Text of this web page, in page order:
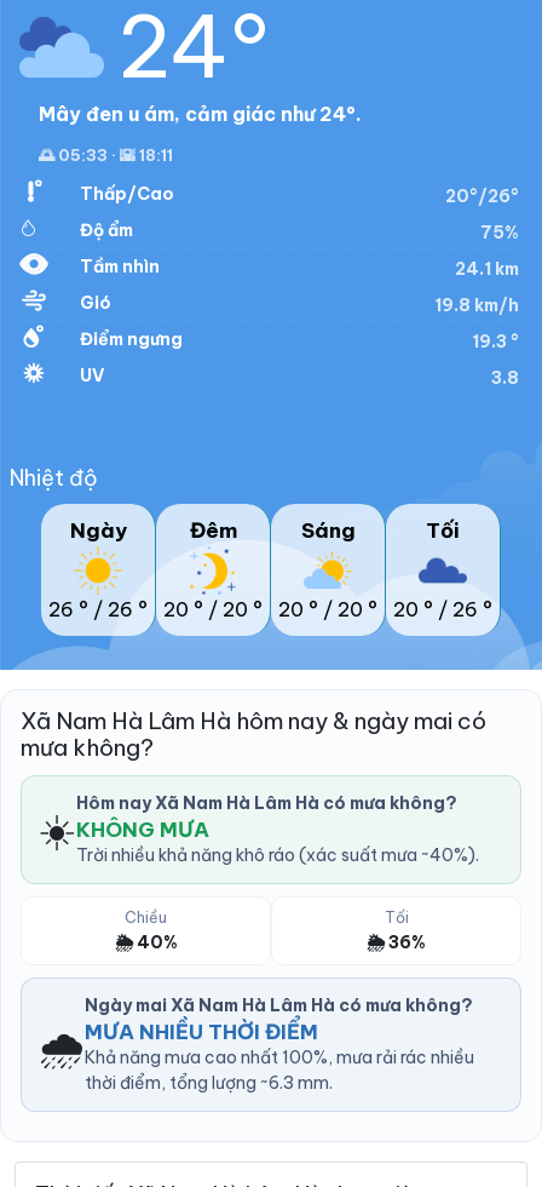
24°
Mây đen u ám, cảm giác như 24°.
🌅 05:33 · 🌇 18:11
Thấp/Cao
20°/26°
Độ ẩm
75%
Tầm nhìn
24.1 km
Gió
19.8 km/h
Điểm ngưng
19.3 °
UV
3.8
Nhiệt độ
Ngày
26 ° / 26 °
Đêm
20 ° / 20 °
Sáng
20 ° / 20 °
Tối
20 ° / 26 °
Xã Nam Hà Lâm Hà hôm nay & ngày mai có
mưa không?
☀️ Hôm nay Xã Nam Hà Lâm Hà có mưa không?
KHÔNG MƯA
Trời nhiều khả năng khô ráo (xác suất mưa ~40%).
Chiều
🌦️ 40%
Tối
🌦️ 36%
🌧️
Ngày mai Xã Nam Hà Lâm Hà có mưa không?
MƯA NHIỀU THỜI ĐIỂM
Khả năng mưa cao nhất 100%, mưa rải rác nhiều
thời điểm, tổng lượng ~6.3 mm.